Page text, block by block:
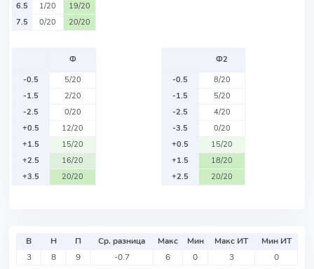
6.5
1/20
19/20
7.5
0/20 20/20
Ф
-0.5
5/20
-1.5
2/20
-2.5
0/20
+0.5
12/20
+1.5
15/20
+2.5
16/20
+3.5
20/20
Ф2
-0.5
8/20
-1.5
5/20
-2.5
4/20
-3.5
0/20
+0.5
15/20
+1.5
18/20
+2.5
20/20
В Н П Ср. разница Макс Мин Макс ИТ
Мин ИТ
3
8 9 -0.7 6 0 3 0